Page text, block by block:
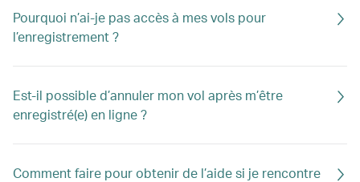
Pourquoi n’ai-je pas accès à mes vols pour
l’enregistrement ?
Est-il possible d’annuler mon vol après m’être
enregistré(e) en ligne ?
Comment faire pour obtenir de l’aide si je rencontre